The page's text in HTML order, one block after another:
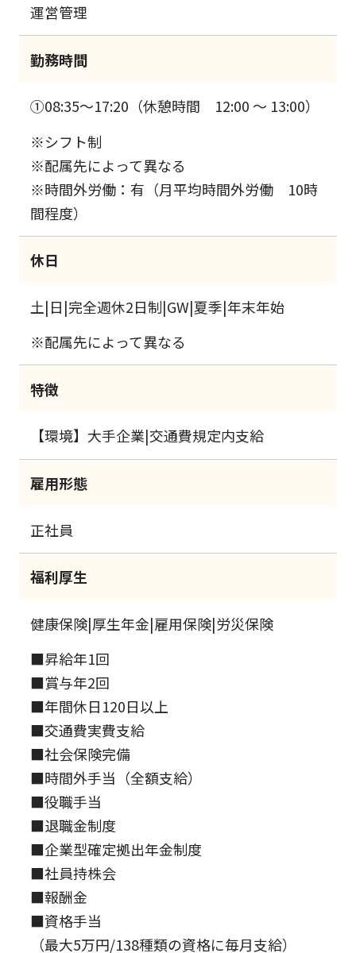
運営管理
勤務時間
①08:35～17:20（休憩時間 12:00 ～ 13:00）
※シフト制
※配属先によって異なる
※時間外労働：有（月平均時間外労働 10時
間程度）
休日
土|日|完全週休2日制|GW|夏季|年末年始
※配属先によって異なる
特徴
【環境】大手企業|交通費規定内支給
雇用形態
正社員
福利厚生
健康保険|厚生年金|雇用保険|労災保険
■昇給年1回
■賞与年2回
■年間休日120日以上
■交通費実費支給
■社会保険完備
■時間外手当（全額支給）
■役職手当
■退職金制度
■企業型確定拠出年金制度
■社員持株会
■報酬金
■資格手当
（最大5万円/138種類の資格に毎月支給）